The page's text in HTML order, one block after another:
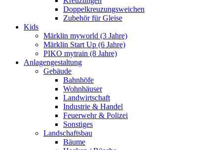
Doppelkreuzungsweichen
Zubehör für Gleise
Kids
Märklin myworld (3 Jahre)
Märklin Start Up (6 Jahre)
PIKO mytrain (8 Jahre)
Anlagengestaltung
Gebäude
Bahnhöfe
Wohnhäuser
Landwirtschaft
Industrie & Handel
Feuerwehr & Polizei
Sonstiges
Landschaftsbau
Bäume